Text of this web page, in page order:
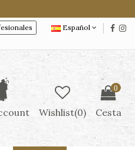
Español
Wishlist(0)
0
Cesta